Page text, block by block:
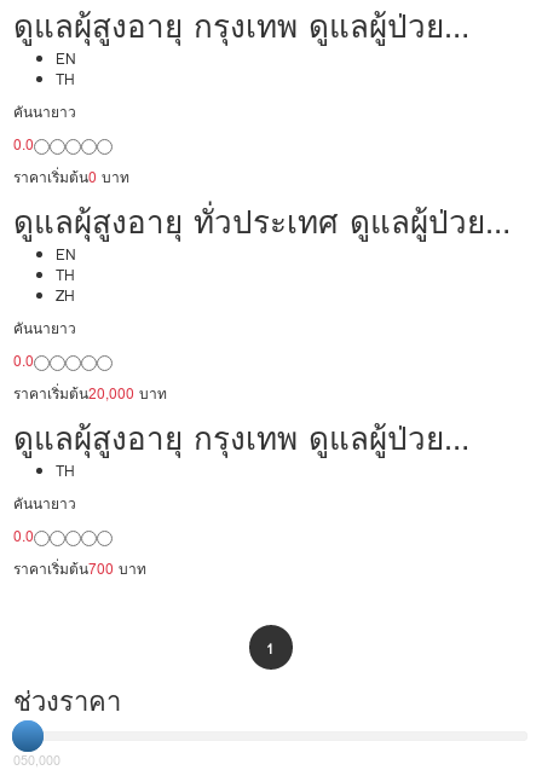
ดูแลผุ้สูงอายุ กรุงเทพ ดูแลผู้ป่วย
24,000/เดือน มืออาชีพ ได้ภาษา รับ
ต่างชาติ
EN
TH
คันนายาว
0.0
ราคาเริ่มต้น0 บาท
ดูแลผุ้สูงอายุ ทั่วประเทศ ดูแลผู้ป่วย
20,000/เดือน มืออาชีพ ได้ภาษา รับ
ต่างชาติ
EN
TH
ZH
คันนายาว
0.0
ราคาเริ่มต้น20,000 บาท
ดูแลผุ้สูงอายุ กรุงเทพ ดูแลผู้ป่วย
20,000/เดือน มืออาชีพ พร้อมทำงาน
TH
คันนายาว
0.0
ราคาเริ่มต้น700 บาท
1
ช่วงราคา
050,000